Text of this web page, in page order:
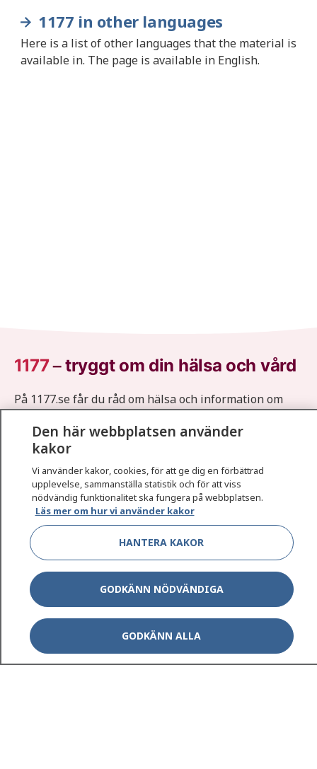
1177 in other languages
Here is a list of other languages that the material is
available in. The page is available in English.
1177–tryggt om din hälsa och vård
På 1177.se får du råd om hälsa och information om
sjukdomar och vilka mottagningar du kan kontakta.
Logga in för att läsa din journal och göra dina
vårdärenden. Ring telefonnummer 1177 för
sjukvårdsrådgivning dygnet runt.
1177 ger dig råd när du vill må bättre.
1177 på flera språk Show
Om 1177 Show
Kontakt Show
Den här webbplatsen använder
kakor
Vi använder kakor, cookies, för att ge dig en förbättrad
upplevelse, sammanställa statistik och för att viss
nödvändig funktionalitet ska fungera på webbplatsen.
Läs mer om hur vi använder kakor
HANTERA KAKOR
GODKÄNN NÖDVÄNDIGA
GODKÄNN ALLA